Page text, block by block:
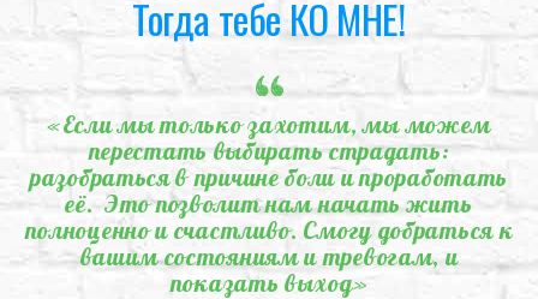
Тогда тебе КО МНЕ!
«Если мы только захотим, мы можем
перестать выбирать страдать:
разобраться в причине боли и проработать
её. Это позволит нам начать жить
полноценно и счастливо. Смогу добраться к
вашим состояниям и тревогам, и
показать выход»